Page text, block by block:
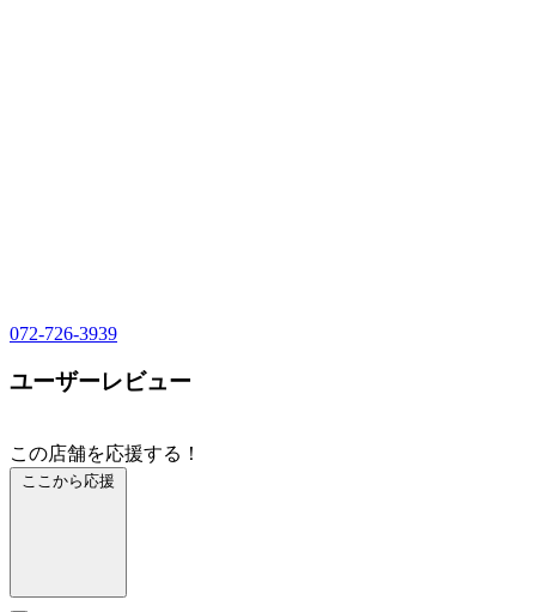
072-726-3939
ユーザーレビュー
この店舗を応援する！
ここから応援